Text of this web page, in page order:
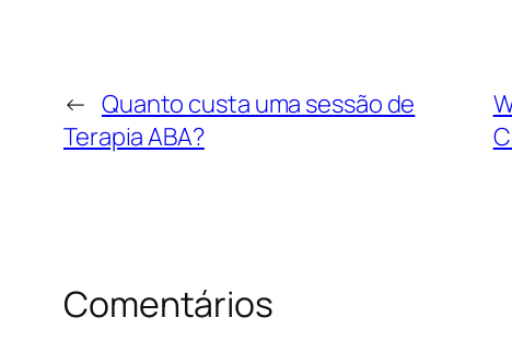
← Quanto custa uma sessão de
Terapia ABA?
Comentários